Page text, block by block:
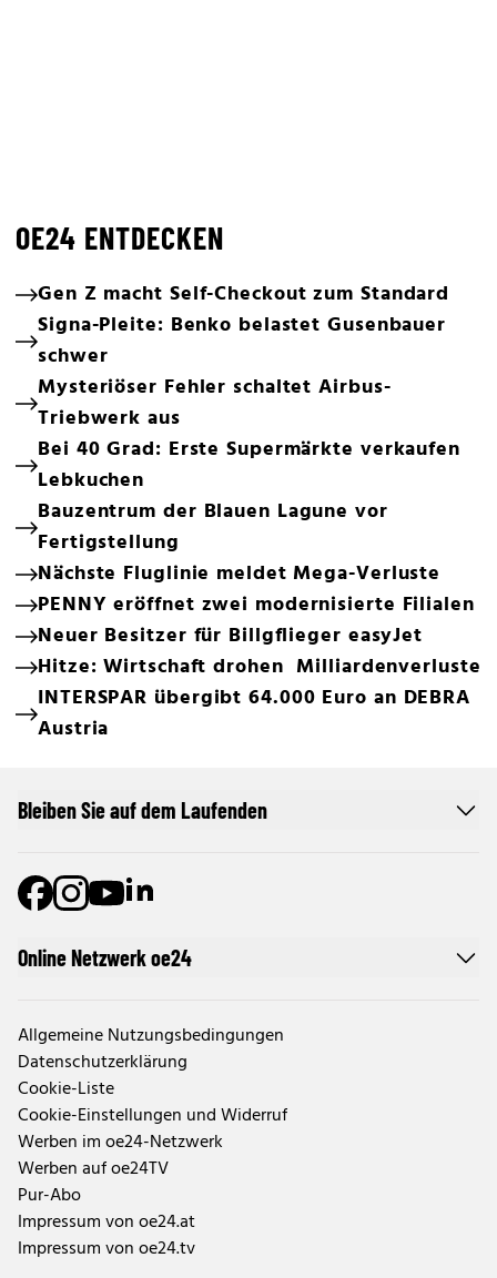
OE24 ENTDECKEN
Gen Z macht Self-Checkout zum Standard
Signa-Pleite: Benko belastet Gusenbauer
schwer
Mysteriöser Fehler schaltet Airbus-
Triebwerk aus
Bei 40 Grad: Erste Supermärkte verkaufen
Lebkuchen
Bauzentrum der Blauen Lagune vor
Fertigstellung
Nächste Fluglinie meldet Mega-Verluste
PENNY eröffnet zwei modernisierte Filialen
Neuer Besitzer für Billgflieger easyJet
Hitze: Wirtschaft drohen Milliardenverluste
INTERSPAR übergibt 64.000 Euro an DEBRA
Austria
Online Netzwerk oe24
Allgemeine Nutzungsbedingungen
Datenschutzerklärung
Cookie-Liste
Cookie-Einstellungen und Widerruf
Werben im oe24-Netzwerk
Werben auf oe24TV
Pur-Abo
Impressum von oe24.at
Impressum von oe24.tv
Bleiben Sie auf dem Laufenden